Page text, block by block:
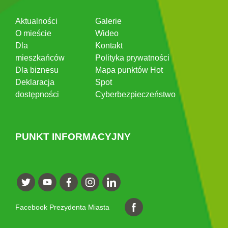
Aktualności
O mieście
Dla
mieszkańców
Dla biznesu
Deklaracja
dostępności
Galerie
Wideo
Kontakt
Polityka prywatności
Mapa punktów Hot
Spot
Cyberbezpieczeństwo
PUNKT INFORMACYJNY
Facebook Prezydenta Miasta